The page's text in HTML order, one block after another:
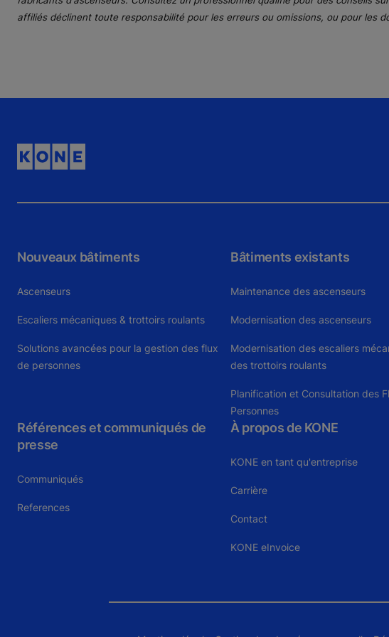
affiliés déclinent toute responsabilité pour les erreurs ou omissions, ou pour les
Nouveaux bâtiments
Ascenseurs
Escaliers mécaniques & trottoirs roulants
Solutions avancées pour la gestion des flux
de personnes
Bâtiments existants
Maintenance des ascenseurs
Modernisation des ascenseurs
Modernisation des escaliers
des trottoirs roulants
Planification et Consultation des
Personnes
Références et communiqués de
presse
Communiqués
References
À propos de KONE
KONE en tant qu'entreprise
Carrière
Contact
KONE eInvoice